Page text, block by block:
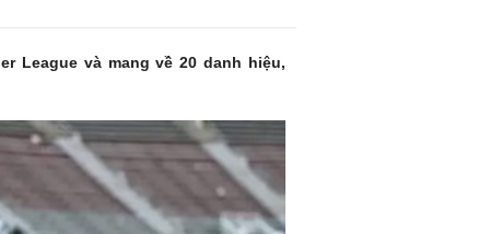
League và mang về 20 danh hiệu,